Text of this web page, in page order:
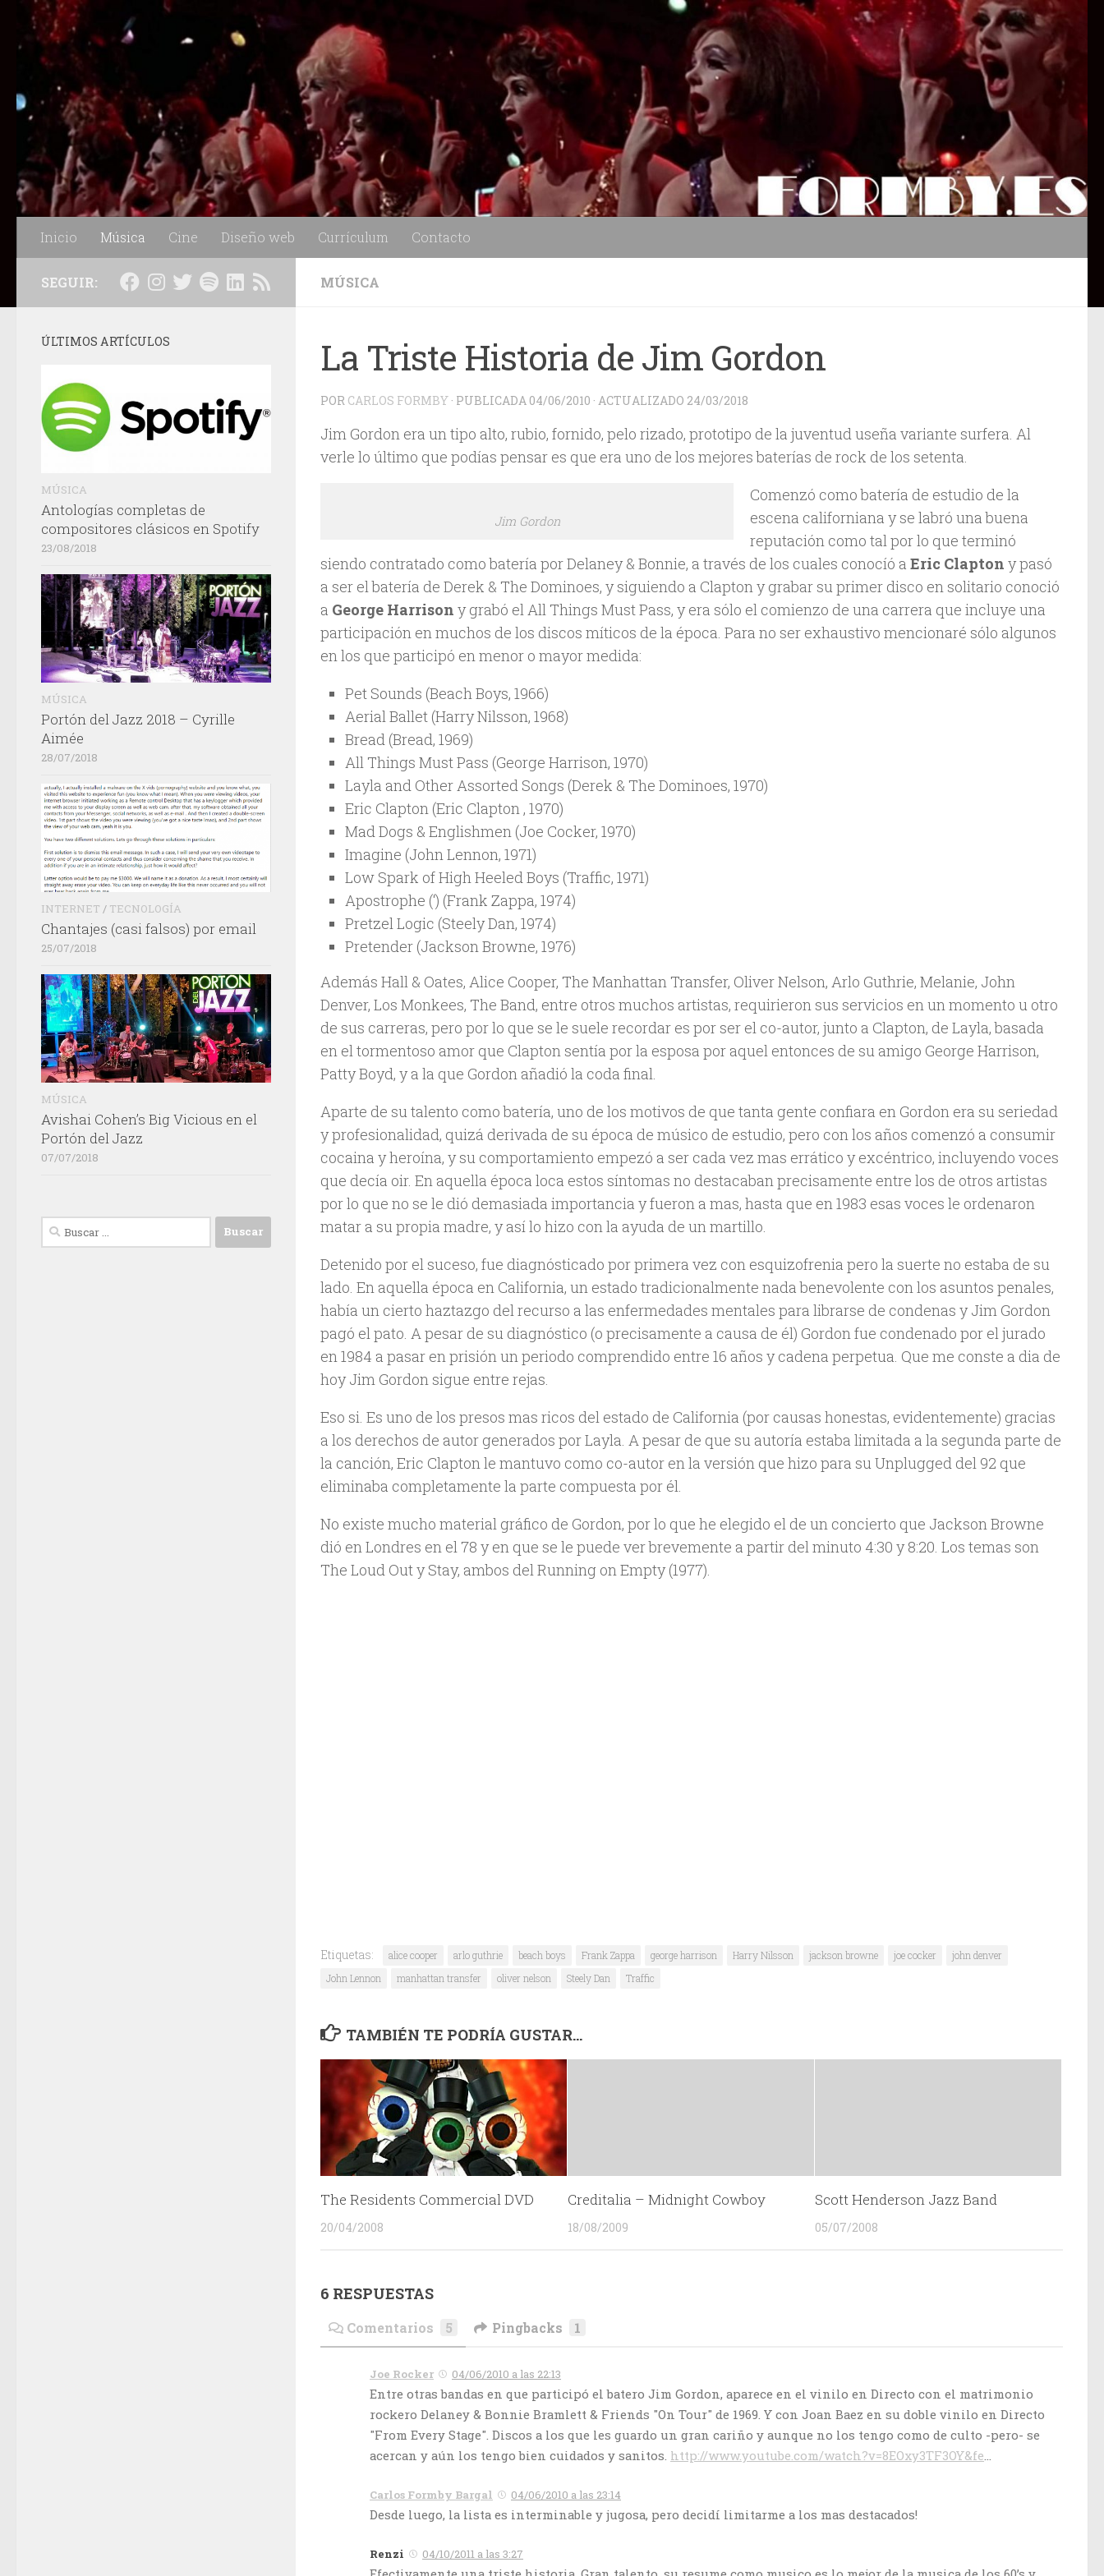
Saltar al contenido
Inicio Música Cine Diseño web Currículum Contacto
MÚSICA
La Triste Historia de Jim Gordon
POR CARLOS FORMBY · PUBLICADA 04/06/2010 · ACTUALIZADO 24/03/2018
Jim Gordon era un tipo alto, rubio, fornido, pelo rizado, prototipo de la juventud useña variante surfera. Al
verle lo último que podías pensar es que era uno de los mejores baterías de rock de los setenta.
Jim Gordon
Comenzó como batería de estudio de la
escena californiana y se labró una buena
reputación como tal por lo que terminó
siendo contratado como batería por Delaney & Bonnie, a través de los cuales conocíó a Eric Clapton y pasó
a ser el batería de Derek & The Dominoes, y siguiendo a Clapton y grabar su primer disco en solitario conoció
a George Harrison y grabó el All Things Must Pass, y era sólo el comienzo de una carrera que incluye una
participación en muchos de los discos míticos de la época. Para no ser exhaustivo mencionaré sólo algunos
en los que participó en menor o mayor medida:
Pet Sounds (Beach Boys, 1966)
Aerial Ballet (Harry Nilsson, 1968)
Bread (Bread, 1969)
All Things Must Pass (George Harrison, 1970)
Layla and Other Assorted Songs (Derek & The Dominoes, 1970)
Eric Clapton (Eric Clapton , 1970)
Mad Dogs & Englishmen (Joe Cocker, 1970)
Imagine (John Lennon, 1971)
Low Spark of High Heeled Boys (Traffic, 1971)
Apostrophe (‘) (Frank Zappa, 1974)
Pretzel Logic (Steely Dan, 1974)
Pretender (Jackson Browne, 1976)
Además Hall & Oates, Alice Cooper, The Manhattan Transfer, Oliver Nelson, Arlo Guthrie, Melanie, John
Denver, Los Monkees, The Band, entre otros muchos artistas, requirieron sus servicios en un momento u otro
de sus carreras, pero por lo que se le suele recordar es por ser el co-autor, junto a Clapton, de Layla, basada
en el tormentoso amor que Clapton sentía por la esposa por aquel entonces de su amigo George Harrison,
Patty Boyd, y a la que Gordon añadió la coda final.
Aparte de su talento como batería, uno de los motivos de que tanta gente confiara en Gordon era su seriedad
y profesionalidad, quizá derivada de su época de músico de estudio, pero con los años comenzó a consumir
cocaina y heroína, y su comportamiento empezó a ser cada vez mas errático y excéntrico, incluyendo voces
que decía oir. En aquella época loca estos síntomas no destacaban precisamente entre los de otros artistas
por lo que no se le dió demasiada importancia y fueron a mas, hasta que en 1983 esas voces le ordenaron
matar a su propia madre, y así lo hizo con la ayuda de un martillo.
Detenido por el suceso, fue diagnósticado por primera vez con esquizofrenia pero la suerte no estaba de su
lado. En aquella época en California, un estado tradicionalmente nada benevolente con los asuntos penales,
había un cierto haztazgo del recurso a las enfermedades mentales para librarse de condenas y Jim Gordon
pagó el pato. A pesar de su diagnóstico (o precisamente a causa de él) Gordon fue condenado por el jurado
en 1984 a pasar en prisión un periodo comprendido entre 16 años y cadena perpetua. Que me conste a dia de
hoy Jim Gordon sigue entre rejas.
Eso si. Es uno de los presos mas ricos del estado de California (por causas honestas, evidentemente) gracias
a los derechos de autor generados por Layla. A pesar de que su autoría estaba limitada a la segunda parte de
la canción, Eric Clapton le mantuvo como co-autor en la versión que hizo para su Unplugged del 92 que
eliminaba completamente la parte compuesta por él.
No existe mucho material gráfico de Gordon, por lo que he elegido el de un concierto que Jackson Browne
dió en Londres en el 78 y en que se le puede ver brevemente a partir del minuto 4:30 y 8:20. Los temas son
The Loud Out y Stay, ambos del Running on Empty (1977).
Etiquetas: alice cooper arlo guthrie beach boys Frank Zappa george harrison Harry Nilsson jackson browne joe cocker
john denver
John Lennon
manhattan transfer oliver nelson Steely Dan Traffic
TAMBIÉN TE PODRÍA GUSTAR...
The Residents Commercial DVD
20/04/2008
Creditalia – Midnight Cowboy
18/08/2009
Scott Henderson Jazz Band
05/07/2008
6 RESPUESTAS
Comentarios 5 Pingbacks 1
Joe Rocker 04/06/2010 a las 22:13
Entre otras bandas en que participó el batero Jim Gordon, aparece en el vinilo en Directo con el matrimonio
rockero Delaney & Bonnie Bramlett & Friends "On Tour" de 1969. Y con Joan Baez en su doble vinilo en Directo
"From Every Stage". Discos a los que les guardo un gran cariño y aunque no los tengo como de culto -pero- se
acercan y aún los tengo bien cuidados y sanitos. http://www.youtube.com/watch?v=8EOxy3TF3OY&fe
Carlos Formby Bargal 04/06/2010 a las 23:14
Desde luego, la lista es interminable y jugosa, pero decidí limitarme a los mas destacados!
Renzi 04/10/2011 a las 3:27
SEGUIR:
ÚLTIMOS ARTÍCULOS
MÚSICA
Antologías completas de
compositores clásicos en Spotify
23/08/2018
MÚSICA
Portón del Jazz 2018 – Cyrille
Aimée
28/07/2018
INTERNET / TECNOLOGÍA
Chantajes (casi falsos) por email
25/07/2018
MÚSICA
Avishai Cohen’s Big Vicious en el
Portón del Jazz
07/07/2018
Buscar: